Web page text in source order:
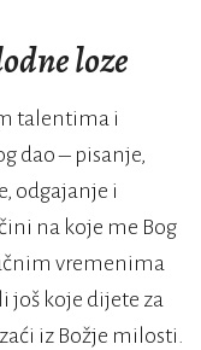
loze
talentima i
dao – pisanje,
odgajanje i
na koje me Bog
vremenima
još koje dijete za
iz Božje milosti.